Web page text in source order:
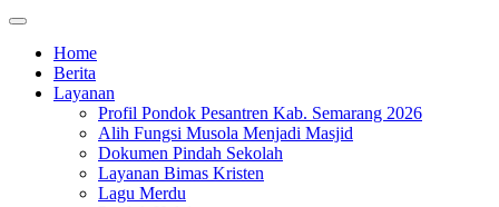
Home
Berita
Layanan
Profil Pondok Pesantren Kab. Semarang 2026
Alih Fungsi Musola Menjadi Masjid
Dokumen Pindah Sekolah
Layanan Bimas Kristen
Lagu Merdu